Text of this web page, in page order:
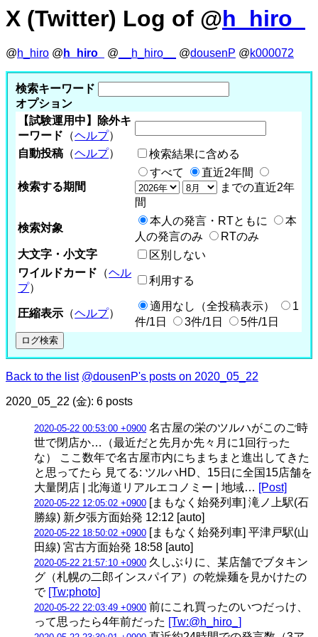
X (Twitter) Log of @h_hiro_
@h_hiro @ h_hiro_ @ __h_hiro__ @dousenP @k000072
検索キーワード
オプション
【試験運用中】除外キ
ーワード （ヘルプ）
自動投稿 （ヘルプ） 検索結果に含める
検索する期間
すべて
直近2年間
までの直近2年
間
検索対象
本人の発言・RTともに
本
人の発言のみ
RTのみ
大文字・小文字
区別しない
ワイルドカード （ヘル
プ）
利用する
圧縮表示 （ヘルプ）
適用なし（全投稿表示）
1
件/1日
3件/1日 5件/1日
Back to the list @dousenP's posts on 2020_05_22
2020_05_22 (金): 6 posts
2020-05-22 00:53:00 +0900 名古屋の栄のツルハがこのご時
世で閉店か…（最近だと先月か先々月に1回行った
な） ここ数年で名古屋市内にちまちまと進出してきた
と思ってたら 見てる: ツルハHD、15日に全国15店舗を
大量閉店 | 北海道リアルエコノミー | 地域… [Post]
2020-05-22 12:05:02 +0900 [まもなく始発列車] 滝ノ上駅(石
勝線) 新夕張方面始発 12:12 [auto]
2020-05-22 18:50:02 +0900 [まもなく始発列車] 平津戸駅(山
田線) 宮古方面始発 18:58 [auto]
2020-05-22 21:57:10 +0900 久しぶりに、某店舗でブタキン
グ（札幌の二郎インスパイア）の乾燥麺を見かけたの
で [Tw:photo]
2020-05-22 22:03:49 +0900 前にこれ買ったのいつだっけ、
って思ったら4年前だった [Tw:@h_hiro_]